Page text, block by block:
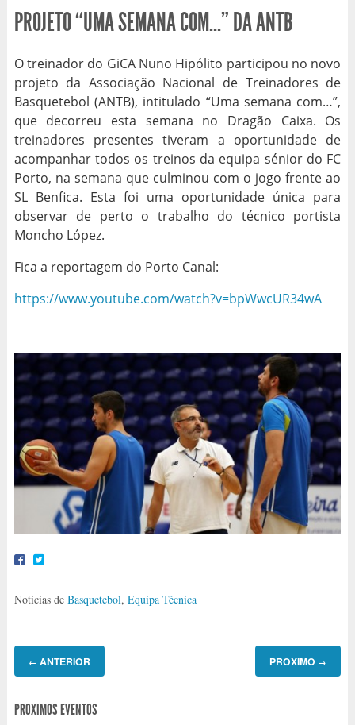
PROJETO “UMA SEMANA COM…” DA ANTB
O treinador do GiCA Nuno Hipólito participou no novo
projeto da Associação Nacional de Treinadores de
Basquetebol (ANTB), intitulado “Uma semana com…”,
que decorreu esta semana no Dragão Caixa. Os
treinadores presentes tiveram a oportunidade de
acompanhar todos os treinos da equipa sénior do FC
Porto, na semana que culminou com o jogo frente ao
SL Benfica. Esta foi uma oportunidade única para
observar de perto o trabalho do técnico portista
Moncho López.
Fica a reportagem do Porto Canal:
https://www.youtube.com/watch?v=bpWwcUR34wA
Noticias de Basquetebol, Equipa Técnica
← ANTERIOR PROXIMO →
PROXIMOS EVENTOS